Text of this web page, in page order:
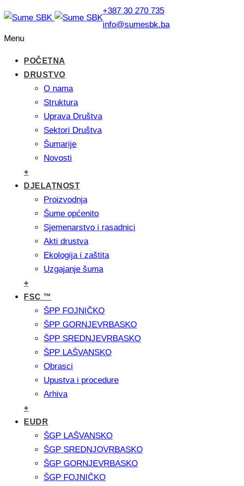
+387 30 270 735
info@sumesbk.ba
Menu
POČETNA
DRUSTVO
O nama
Struktura
Uprava Društva
Sektori Društva
Šumarije
Novosti
+
DJELATNOST
Proizvodnja
Šume općenito
Sjemenarstvo i rasadnici
Akti drustva
Ekologija i zaštita
Uzgajanje šuma
+
FSC ™
ŠPP FOJNIČKO
ŠPP GORNJEVRBASKO
ŠPP SREDNJEVRBASKO
ŠPP LAŠVANSKO
Obrasci
Upustva i procedure
Arhiva
+
EUDR
ŠGP LAŠVANSKO
ŠGP SREDNJOVRBASKO
ŠGP GORNJEVRBASKO
ŠGP FOJNIČKO